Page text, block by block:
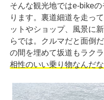
そんな観光地ではe-bike
ります。裏道細道を走っ
ットやショップ、風景に
らでは。クルマだと面倒
の間を埋めて坂道もラクラ
相性のいい乗り物なんだ